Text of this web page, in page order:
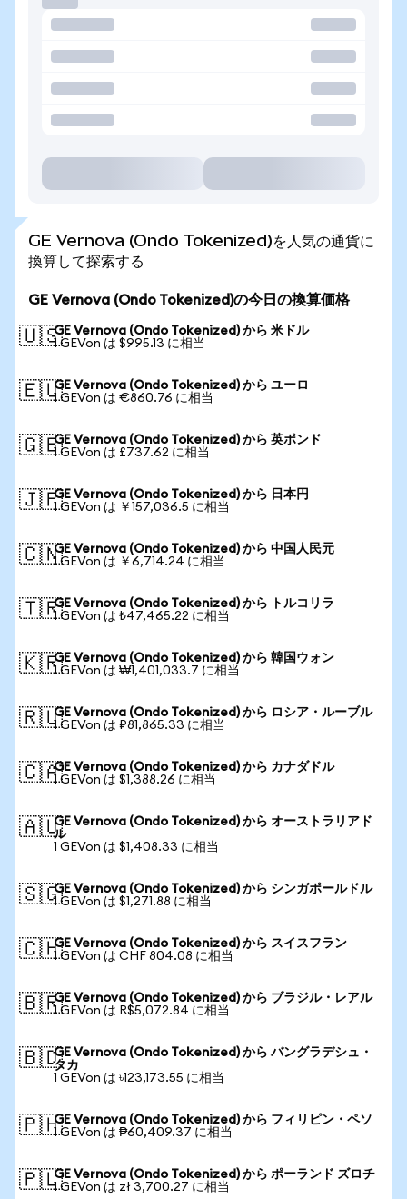
GE Vernova (Ondo Tokenized)を人気の通貨に
換算して探索する
GE Vernova (Ondo Tokenized)の今日の換算価格
🇺🇸GE Vernova (Ondo Tokenized) から 米ドル
1 GEVon は $995.13 に相当
🇪🇺GE Vernova (Ondo Tokenized) から ユーロ
1 GEVon は €860.76 に相当
🇬🇧GE Vernova (Ondo Tokenized) から 英ポンド
1 GEVon は £737.62 に相当
🇯🇵GE Vernova (Ondo Tokenized) から 日本円
1 GEVon は ￥157,036.5 に相当
🇨🇳GE Vernova (Ondo Tokenized) から 中国人民元
1 GEVon は ￥6,714.24 に相当
🇹🇷GE Vernova (Ondo Tokenized) から トルコリラ
1 GEVon は ₺47,465.22 に相当
🇰🇷GE Vernova (Ondo Tokenized) から 韓国ウォン
1 GEVon は ₩1,401,033.7 に相当
🇷🇺GE Vernova (Ondo Tokenized) から ロシア・ルーブル
1 GEVon は ₽81,865.33 に相当
🇨🇦GE Vernova (Ondo Tokenized) から カナダドル
1 GEVon は $1,388.26 に相当
🇦🇺GE Vernova (Ondo Tokenized) から オーストラリアド
ル
1 GEVon は $1,408.33 に相当
🇸🇬GE Vernova (Ondo Tokenized) から シンガポールドル
1 GEVon は $1,271.88 に相当
🇨🇭GE Vernova (Ondo Tokenized) から スイスフラン
1 GEVon は CHF 804.08 に相当
🇧🇷GE Vernova (Ondo Tokenized) から ブラジル・レアル
1 GEVon は R$5,072.84 に相当
🇧🇩GE Vernova (Ondo Tokenized) から バングラデシュ・
タカ
1 GEVon は ৳123,173.55 に相当
🇵🇭GE Vernova (Ondo Tokenized) から フィリピン・ペソ
1 GEVon は ₱60,409.37 に相当
🇵🇱GE Vernova (Ondo Tokenized) から ポーランド ズロチ
1 GEVon は zł 3,700.27 に相当